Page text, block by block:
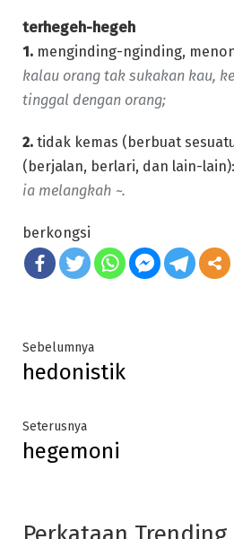
terhegeh-hegeh
1. menginding-nginding,
kalau orang tak sukakan kau,
tinggal dengan orang;
2. tidak kemas (berbuat
(berjalan, berlari, dan lain-lain):
ia melangkah ~.
berkongsi
Post
navigation
SebelumnyaPrevious
post:
hedonistik
SeterusnyaNext
post:
hegemoni